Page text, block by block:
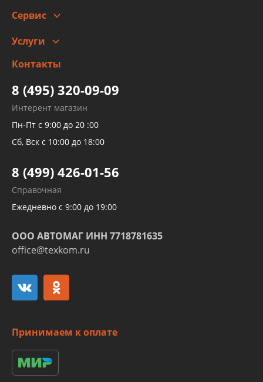
Сервис
Заправка кондиционера авто
Детейлинг
Услуги
высокого давления
Тормозных трубок
Рукавов гидроусилителей
Рукавов компрессоров и турбин
Трубок кондиционеров
Развертка пайка медных стальных
алюминиевых трубок и штуцеров
Контакты
8 (495) 320-09-09
Интерент магазин
Пн-Пт с 9:00 до 20 :00
Сб, Вск с 10:00 до 18:00
8 (499) 426-01-56
Справочная
Ежедневно с 9:00 до 19:00
ООО АВТОМАГ ИНН 7718781635
office@texkom.ru
Принимаем к оплате